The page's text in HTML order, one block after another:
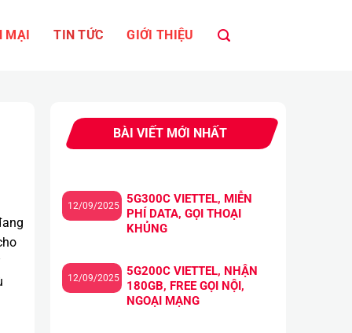
MẠI TIN TỨC GIỚI THIỆU
BÀI VIẾT MỚI NHẤT
5G300C VIETTEL, MIỄN
PHÍ DATA, GỌI THOẠI
KHỦNG
12/09/2025
5G200C VIETTEL, NHẬN
180GB, FREE GỌI NỘI,
NGOẠI MẠNG
12/09/2025